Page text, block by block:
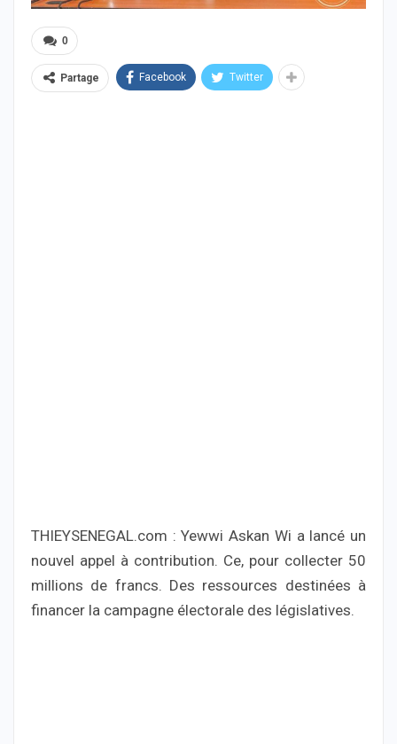
0
Partage Facebook Twitter
THIEYSENEGAL.com : Yewwi Askan Wi a lancé un
nouvel appel à contribution. Ce, pour collecter 50
millions de francs. Des ressources destinées à
financer la campagne électorale des législatives.